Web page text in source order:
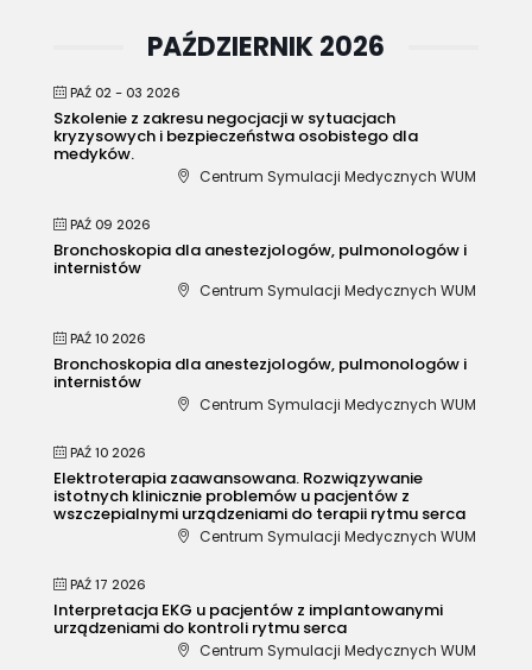
PAŹDZIERNIK 2026
PAŹ 02 - 03 2026
Szkolenie z zakresu negocjacji w sytuacjach
kryzysowych i bezpieczeństwa osobistego dla
medyków.
Centrum Symulacji Medycznych WUM
PAŹ 09 2026
Bronchoskopia dla anestezjologów, pulmonologów i
internistów
Centrum Symulacji Medycznych WUM
PAŹ 10 2026
Bronchoskopia dla anestezjologów, pulmonologów i
internistów
Centrum Symulacji Medycznych WUM
PAŹ 10 2026
Elektroterapia zaawansowana. Rozwiązywanie
istotnych klinicznie problemów u pacjentów z
wszczepialnymi urządzeniami do terapii rytmu serca
Centrum Symulacji Medycznych WUM
PAŹ 17 2026
Interpretacja EKG u pacjentów z implantowanymi
urządzeniami do kontroli rytmu serca
Centrum Symulacji Medycznych WUM